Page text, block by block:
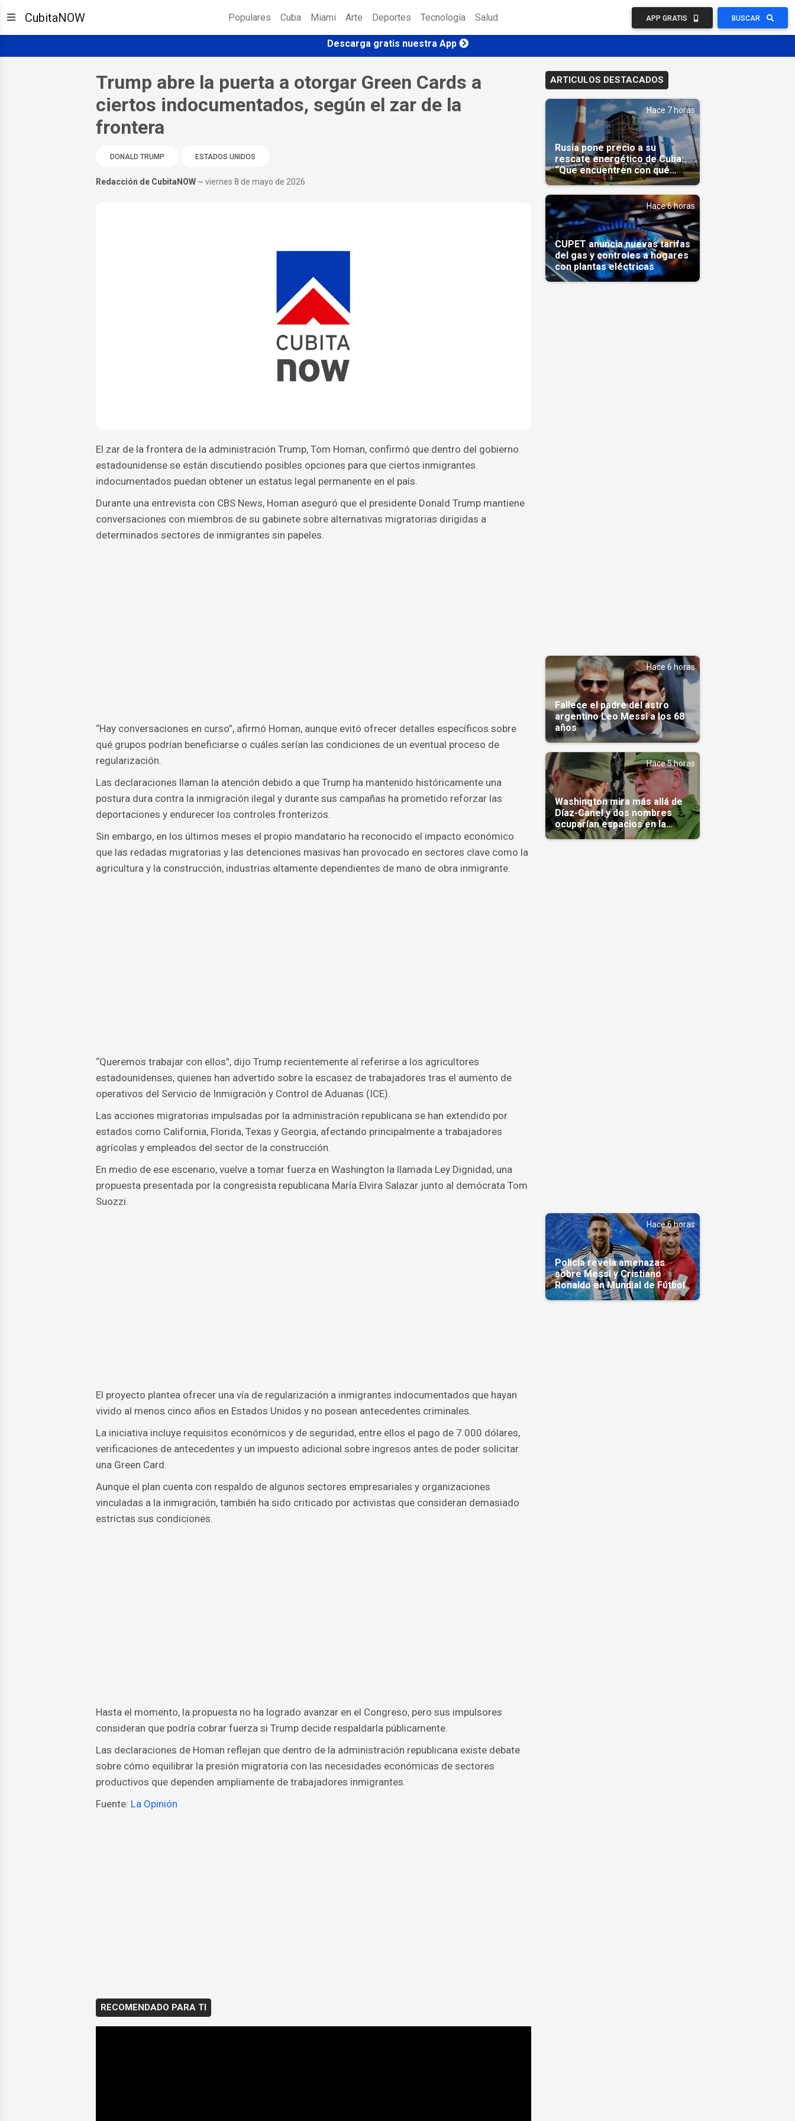
CubitaNOW Populares Cuba Miami Arte Deportes Tecnología Salud APP GRATIS BUSCAR
Descarga gratis nuestra App
Trump abre la puerta a otorgar Green Cards a
ciertos indocumentados, según el zar de la
frontera
DONALD TRUMP ESTADOS UNIDOS
Redacción de CubitaNOW ~ viernes 8 de mayo de 2026
El zar de la frontera de la administración Trump, Tom Homan, confirmó que dentro del gobierno
estadounidense se están discutiendo posibles opciones para que ciertos inmigrantes
indocumentados puedan obtener un estatus legal permanente en el país.
Durante una entrevista con CBS News, Homan aseguró que el presidente Donald Trump mantiene
conversaciones con miembros de su gabinete sobre alternativas migratorias dirigidas a
determinados sectores de inmigrantes sin papeles.
“Hay conversaciones en curso”, afirmó Homan, aunque evitó ofrecer detalles específicos sobre
qué grupos podrían beneficiarse o cuáles serían las condiciones de un eventual proceso de
regularización.
Las declaraciones llaman la atención debido a que Trump ha mantenido históricamente una
postura dura contra la inmigración ilegal y durante sus campañas ha prometido reforzar las
deportaciones y endurecer los controles fronterizos.
Sin embargo, en los últimos meses el propio mandatario ha reconocido el impacto económico
que las redadas migratorias y las detenciones masivas han provocado en sectores clave como la
agricultura y la construcción, industrias altamente dependientes de mano de obra inmigrante.
“Queremos trabajar con ellos”, dijo Trump recientemente al referirse a los agricultores
estadounidenses, quienes han advertido sobre la escasez de trabajadores tras el aumento de
operativos del Servicio de Inmigración y Control de Aduanas (ICE).
Las acciones migratorias impulsadas por la administración republicana se han extendido por
estados como California, Florida, Texas y Georgia, afectando principalmente a trabajadores
agrícolas y empleados del sector de la construcción.
En medio de ese escenario, vuelve a tomar fuerza en Washington la llamada Ley Dignidad, una
propuesta presentada por la congresista republicana María Elvira Salazar junto al demócrata Tom
Suozzi.
El proyecto plantea ofrecer una vía de regularización a inmigrantes indocumentados que hayan
vivido al menos cinco años en Estados Unidos y no posean antecedentes criminales.
La iniciativa incluye requisitos económicos y de seguridad, entre ellos el pago de 7.000 dólares,
verificaciones de antecedentes y un impuesto adicional sobre ingresos antes de poder solicitar
una Green Card.
Aunque el plan cuenta con respaldo de algunos sectores empresariales y organizaciones
vinculadas a la inmigración, también ha sido criticado por activistas que consideran demasiado
estrictas sus condiciones.
Hasta el momento, la propuesta no ha logrado avanzar en el Congreso, pero sus impulsores
consideran que podría cobrar fuerza si Trump decide respaldarla públicamente.
Las declaraciones de Homan reflejan que dentro de la administración republicana existe debate
sobre cómo equilibrar la presión migratoria con las necesidades económicas de sectores
productivos que dependen ampliamente de trabajadores inmigrantes.
Fuente: La Opinión
RECOMENDADO PARA TI
ARTICULOS DESTACADOS
Hace 7 horas
Rusia pone precio a su
rescate energético de Cuba:
“Que encuentren con qué
pagarnos”
Hace 6 horas
CUPET anuncia nuevas tarifas
del gas y controles a hogares
con plantas eléctricas
Hace 6 horas
Fallece el padre del astro
argentino Leo Messi a los 68
años
Hace 5 horas
Washington mira más allá de
Díaz-Canel y dos nombres
ocuparían espacios en la
transición
Hace 6 horas
Policía revela amenazas
sobre Messi y Cristiano
Ronaldo en Mundial de Fútbol